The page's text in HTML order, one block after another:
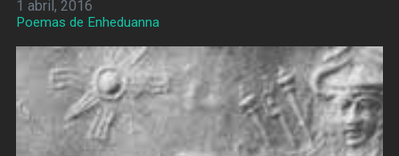
1 abril, 2016
Poemas de Enheduanna